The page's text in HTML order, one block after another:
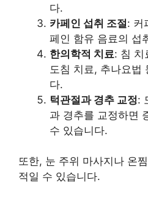
다.
카페인 섭취 조절: 커
페인 함유 음료의 섭
한의학적 치료: 침 치
도침 치료, 추나요법
다.
턱관절과 경추 교정:
과 경추를 교정하면
수 있습니다.
또한, 눈 주위 마사지나 온
적일 수 있습니다.